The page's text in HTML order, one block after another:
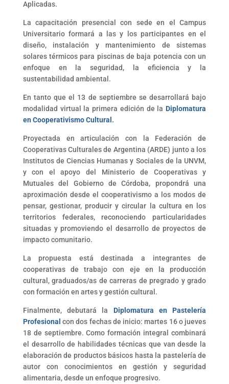
Aplicadas.
La capacitación presencial con sede en el Campus
Universitario formará a las y los participantes en el
diseño, instalación y mantenimiento de sistemas
solares térmicos para piscinas de baja potencia con un
enfoque en la seguridad, la eficiencia y la
sustentabilidad ambiental.
En tanto que el 13 de septiembre se desarrollará bajo
modalidad virtual la primera edición de la Diplomatura
en Cooperativismo Cultural .
Proyectada en articulación con la Federación de
Cooperativas Culturales de Argentina (ARDE) junto a los
Institutos de Ciencias Humanas y Sociales de la UNVM,
y con el apoyo del Ministerio de Cooperativas y
Mutuales del Gobierno de Córdoba, propondrá una
aproximación desde el cooperativismo a los modos de
pensar, gestionar, producir y circular la cultura en los
territorios federales, reconociendo particularidades
situadas y promoviendo el desarrollo de proyectos de
impacto comunitario.
La propuesta está destinada a integrantes de
cooperativas de trabajo con eje en la producción
cultural, graduados/as de carreras de pregrado y grado
con formación en artes y gestión cultural.
Finalmente, debutará la Diplomatura en Pastelería
Profesional con dos fechas de inicio: martes 16 o jueves
18 de septiembre. Como formación integral combinará
el desarrollo de habilidades técnicas que van desde la
elaboración de productos básicos hasta la pastelería de
autor con conocimientos en gestión y seguridad
alimentaria, desde un enfoque progresivo.